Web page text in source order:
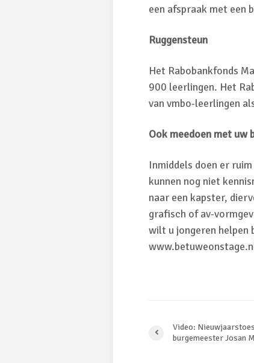
een afspraak met een
Ruggensteun
Het Rabobankfonds
900 leerlingen. Het
van vmbo-leerlingen
Ook meedoen met uw
Inmiddels doen er
kunnen nog niet
naar een kapster,
grafisch of av-
wilt u jongeren helpen
Video:
burgemeester Josan